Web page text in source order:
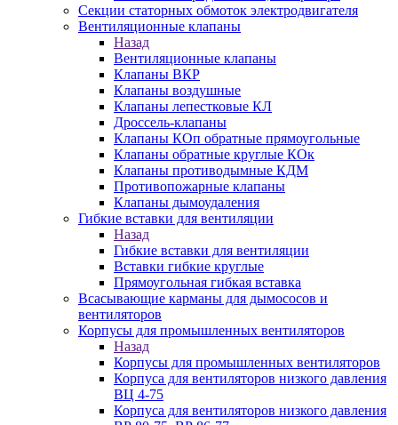
Секции статорных обмоток электродвигателя
Вентиляционные клапаны
Назад
Вентиляционные клапаны
Клапаны ВКР
Клапаны воздушные
Клапаны лепестковые КЛ
Дроссель-клапаны
Клапаны КОп обратные прямоугольные
Клапаны обратные круглые КОк
Клапаны противодымные КДМ
Противопожарные клапаны
Клапаны дымоудаления
Гибкие вставки для вентиляции
Назад
Гибкие вставки для вентиляции
Вставки гибкие круглые
Прямоугольная гибкая вставка
Всасывающие карманы для дымососов и
вентиляторов
Корпусы для промышленных вентиляторов
Назад
Корпусы для промышленных вентиляторов
Корпуса для вентиляторов низкого давления
ВЦ 4-75
Корпуса для вентиляторов низкого давления